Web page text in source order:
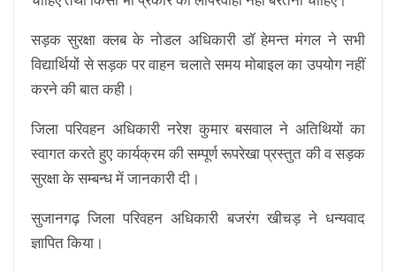
सड़क सुरक्षा क्लब के नोडल अधिकारी डॉ हेमन्त मंगल ने सभी
विद्यार्थियों से सड़क पर वाहन चलाते समय मोबाइल का उपयोग नहीं
करने की बात कही।
जिला परिवहन अधिकारी नरेश कुमार बसवाल ने अतिथियों का
स्वागत करते हुए कार्यक्रम की सम्पूर्ण रूपरेखा प्रस्तुत की व सड़क
सुरक्षा के सम्बन्ध में जानकारी दी।
सुजानगढ़ जिला परिवहन अधिकारी बजरंग खीचड़ ने धन्यवाद
ज्ञापित किया।